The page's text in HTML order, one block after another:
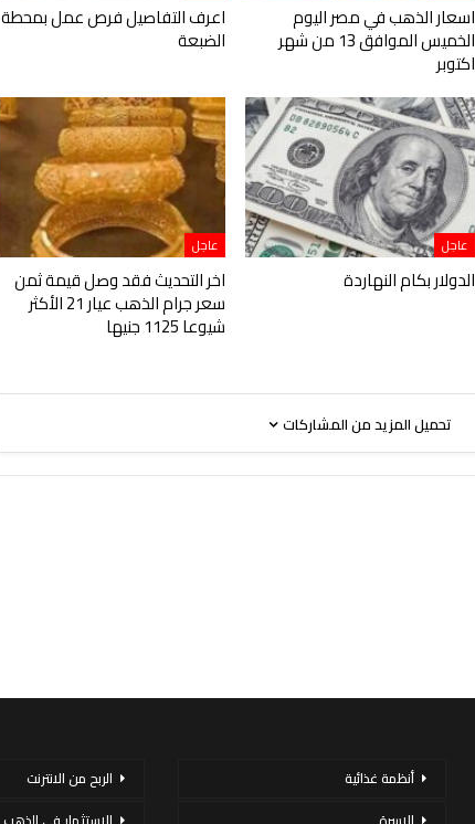
اسعار الذهب في مصر اليوم
الخميس الموافق 13 من شهر
اكتوبر
اعرف التفاصيل فرص عمل بمحطة
الضبعة
عاجل
الدولار بكام النهاردة
عاجل
اخر التحديث فقد وصل قيمة ثمن
سعر جرام الذهب عيار 21 الأكثر
شيوعا 1125 جنيها
تحميل المزيد من المشاركات
أنظمة غذائية
الربح من الانترنت